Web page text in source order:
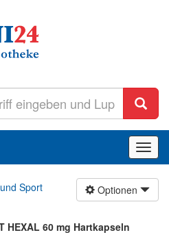
ein-/
Optionen
Sport
HEXAL 60 mg Hartkapseln